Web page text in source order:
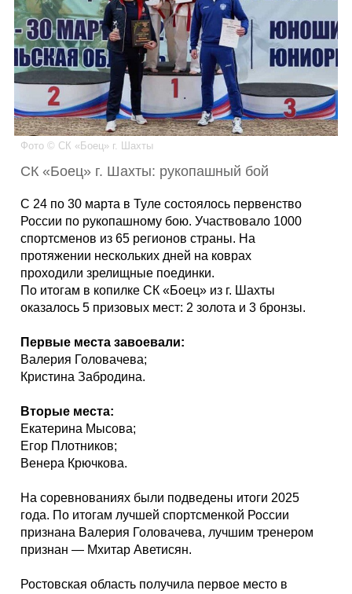
Инфо
Гороскоп
Карты
Фотогалерея
Фото © СК «Боец» г. Шахты
СК «Боец» г. Шахты: рукопашный бой
С 24 по 30 марта в Туле состоялось первенство
России по рукопашному бою. Участвовало 1000
спортсменов из 65 регионов страны. На
протяжении нескольких дней на коврах
проходили зрелищные поединки.
По итогам в копилке СК «Боец» из г. Шахты
оказалось 5 призовых мест: 2 золота и 3 бронзы.
Первые места завоевали:
Валерия Головачева;
Кристина Забродина.
Вторые места:
Екатерина Мысова;
Егор Плотников;
Венера Крючкова.
На соревнованиях были подведены итоги 2025
года. По итогам лучшей спортсменкой России
признана Валерия Головачева, лучшим тренером
признан — Мхитар Аветисян.
Ростовская область получила первое место в